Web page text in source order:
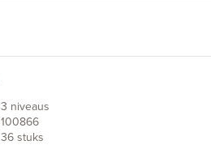
3 niveaus
100866
36 stuks